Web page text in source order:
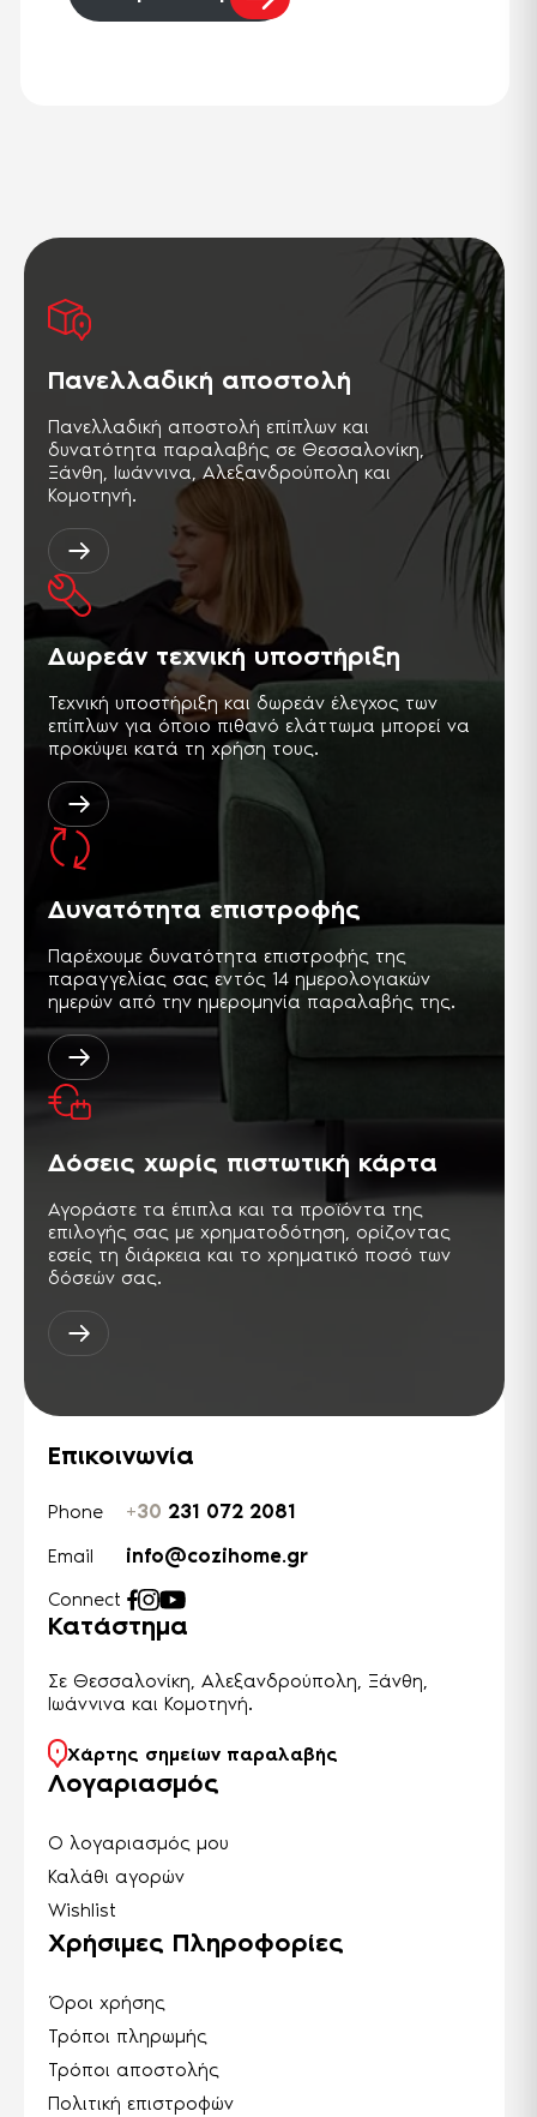
Πανελλαδική αποστολή
Πανελλαδική αποστολή επίπλων και
δυνατότητα παραλαβής σε Θεσσαλονίκη,
Ξάνθη, Ιωάννινα, Αλεξανδρούπολη και
Κομοτηνή.
Δωρεάν τεχνική υποστήριξη
Τεχνική υποστήριξη και δωρεάν έλεγχος των
επίπλων για όποιο πιθανό ελάττωμα μπορεί να
προκύψει κατά τη χρήση τους.
Δυνατότητα επιστροφής
Παρέχουμε δυνατότητα επιστροφής της
παραγγελίας σας εντός 14 ημερολογιακών
ημερών από την ημερομηνία παραλαβής της.
Δόσεις χωρίς πιστωτική κάρτα
Αγοράστε τα έπιπλα και τα προϊόντα της
επιλογής σας με χρηματοδότηση, ορίζοντας
εσείς τη διάρκεια και το χρηματικό ποσό των
δόσεών σας.
Επικοινωνία
Phone +30 231 072 2081
Email info@cozihome.gr
Connect
Κατάστημα
Σε Θεσσαλονίκη, Αλεξανδρούπολη, Ξάνθη,
Ιωάννινα και Κομοτηνή.
Χάρτης σημείων παραλαβής
Λογαριασμός
Ο λογαριασμός μου
Καλάθι αγορών
Wishlist
Χρήσιμες Πληροφορίες
Όροι χρήσης
Τρόποι πληρωμής
Τρόποι αποστολής
Πολιτική επιστροφών